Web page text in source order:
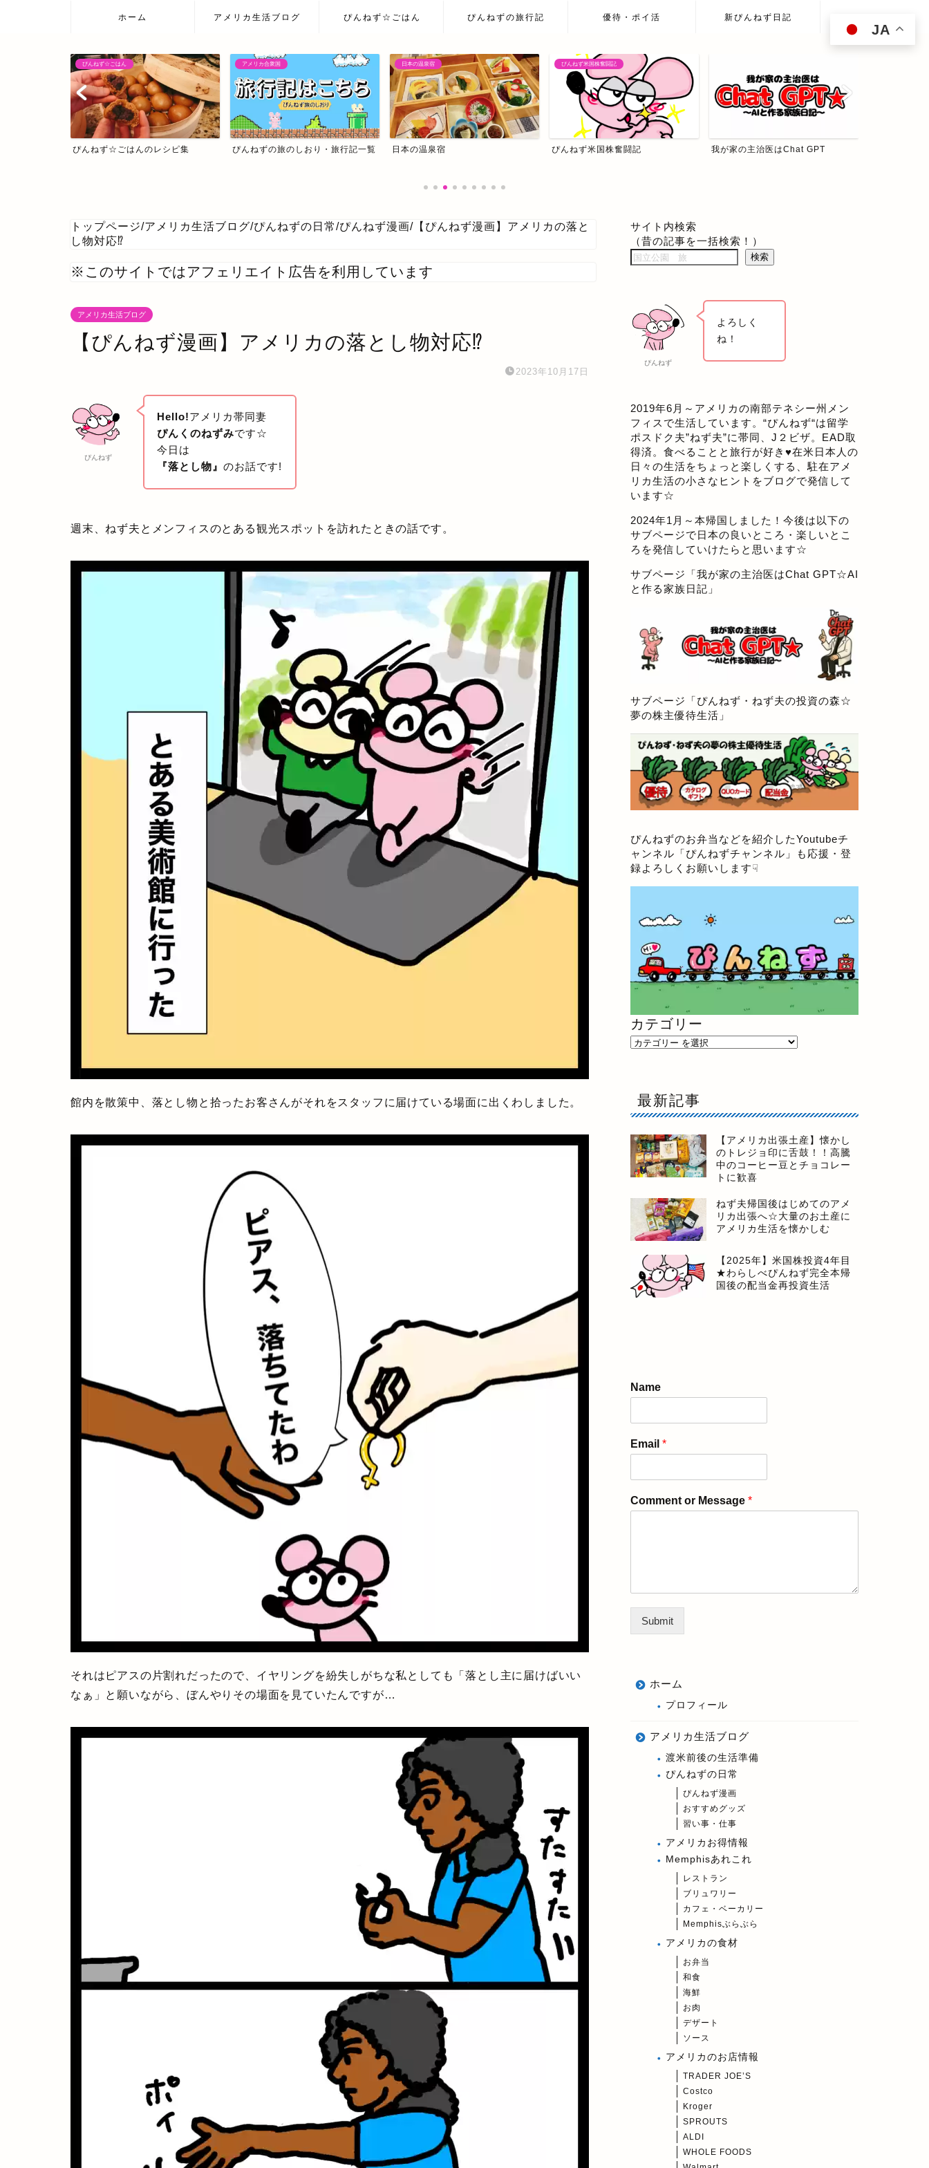
ホーム アメリカ生活ブログ ぴんねず☆ごはん ぴんねずの旅行記 優待・ポイ活 新ぴんねず日記
アメリカ合衆国
ぴんねずの旅のしおり・旅行記一覧
日本の温泉宿
日本の温泉宿
ぴんねず米国株奮闘記
ぴんねず米国株奮闘記 我が家の主治医はChat GPT ぴんねず☆投資の森
トップページ/アメリカ生活ブログ/ぴんねずの日常/ぴんねず漫画/ 【ぴんねず漫画】アメリカの落と
し物対応⁉
※このサイトではアフェリエイト広告を利用しています
アメリカ生活ブログ
【ぴんねず漫画】アメリカの落とし物対応⁉
2023年10月17日
ぴんねず
Hello!アメリカ帯同妻
ぴんくのねずみです☆
今日は
『落とし物』のお話です!
週末、ねず夫とメンフィスのとある観光スポットを訪れたときの話です。
館内を散策中、落とし物と拾ったお客さんがそれをスタッフに届けている場面に出くわしました。
それはピアスの片割れだったので、イヤリングを紛失しがちな私としても「落とし主に届けばいい
なぁ」と願いながら、ぼんやりその場面を見ていたんですが…
サイト内検索
（昔の記事を一括検索！）
検索
ぴんねず
よろしく
ね！
2019年6月～アメリカの南部テネシー州メン
フィスで生活しています。“ぴんねず“は留学
ポスドク夫”ねず夫”に帯同、J２ビザ。EAD取
得済。食べることと旅行が好き♥在米日本人の
日々の生活をちょっと楽しくする、駐在アメ
リカ生活の小さなヒントをブログで発信して
います☆
2024年1月～本帰国しました！今後は以下の
サブページで日本の良いところ・楽しいとこ
ろを発信していけたらと思います☆
サブページ「我が家の主治医はChat GPT☆AI
と作る家族日記 」
サブページ「ぴんねず・ねず夫の投資の森☆
夢の株主優待生活 」
ぴんねずのお弁当などを紹介したYoutubeチ
ャンネル「ぴんねずチャンネル 」も応援・登
録よろしくお願いします☟
カテゴリー
最新記事
【アメリカ出張土産】懐かし
のトレジョ印に舌鼓！！高騰
中のコーヒー豆とチョコレー
トに歓喜
ねず夫帰国後はじめてのアメ
リカ出張へ☆大量のお土産に
アメリカ生活を懐かしむ
【2025年】米国株投資4年目
★わらしべぴんねず完全本帰
国後の配当金再投資生活
Name
Email *
Comment or Message *
Submit
ホーム
プロフィール
アメリカ生活ブログ
渡米前後の生活準備
ぴんねずの日常
ぴんねず漫画
おすすめグッズ
習い事・仕事
アメリカお得情報
Memphisあれこれ
レストラン
ブリュワリー
カフェ・ベーカリー
Memphisぶらぶら
アメリカの食材
お弁当
和食
海鮮
お肉
デザート
ソース
アメリカのお店情報
TRADER JOE’S
Costco
Kroger
SPROUTS
ALDI
WHOLE FOODS
JA